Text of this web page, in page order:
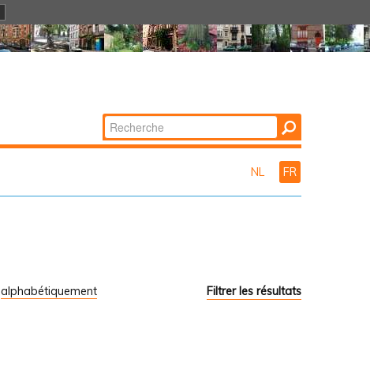
Chercher par
Recherche
NL FR
Filtrer les résultats
alphabétiquement